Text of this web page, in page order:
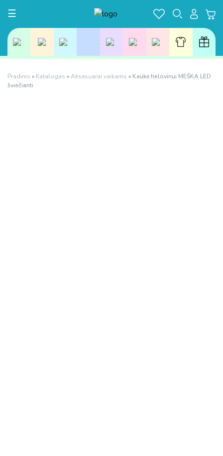
Toggle navigation
☰
Pradinis » Katalogas »Aksesuarai vaikams » Kaukė helovinui MEŠKA LED
šviečianti